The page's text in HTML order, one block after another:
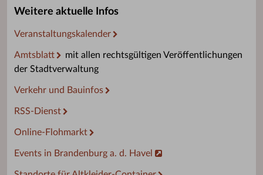
Weitere aktuelle Infos
Veranstaltungskalender
Amtsblatt
mit allen rechtsgültigen Veröffentlichungen
der Stadtverwaltung
Verkehr und Bauinfos
RSS-Dienst
Online-Flohmarkt
Events in Brandenburg a. d. Havel